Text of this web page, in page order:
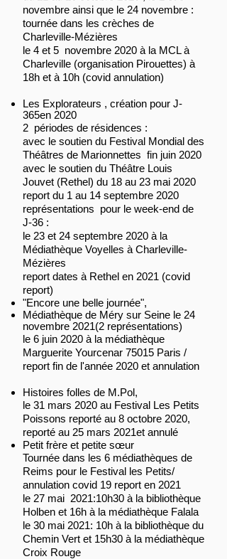
novembre ainsi que le 24 novembre :
tournée dans les crèches de
Charleville-Mézières
le 4 et 5 novembre 2020 à la MCL à
Charleville (organisation Pirouettes) à
18h et à 10h (covid annulation)
Les Explorateurs , création pour J-
365en 2020
2 périodes de résidences :
avec le soutien du Festival Mondial des
Théâtres de Marionnettes fin juin 2020
avec le soutien du Théâtre Louis
Jouvet (Rethel) du 18 au 23 mai 2020
report du 1 au 14 septembre 2020
représentations pour le week-end de
J-36 :
le 23 et 24 septembre 2020 à la
Médiathèque Voyelles à Charleville-
Mézières
report dates à Rethel en 2021 (covid
report)
"Encore une belle journée",
Médiathèque de Méry sur Seine le 24
novembre 2021(2 représentations)
le 6 juin 2020 à la médiathèque
Marguerite Yourcenar 75015 Paris /
report fin de l'année 2020 et annulation
Histoires folles de M.Pol,
le 31 mars 2020 au Festival Les Petits
Poissons reporté au 8 octobre 2020,
reporté au 25 mars 2021et annulé
Petit frère et petite sœur
Tournée dans les 6 médiathèques de
Reims pour le Festival les Petits/
annulation covid 19 report en 2021
le 27 mai 2021:10h30 à la bibliothèque
Holben et 16h à la médiathèque Falala
le 30 mai 2021: 10h à la bibliothèque du
Chemin Vert et 15h30 à la médiathèque
Croix Rouge